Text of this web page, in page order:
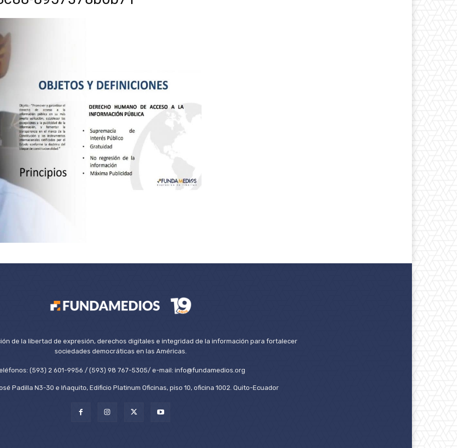
de la libertad de expresión, derechos digitales e integridad de la información para fortalecer
sociedades democráticas en las Américas.
(593) 2 601-9956 / (593) 98 767-5305/ e-mail: info@fundamedios.org
Padilla N3-30 e Iñaquito, Edificio Platinum Oficinas, piso 10, oficina 1002. Quito-Ecuador